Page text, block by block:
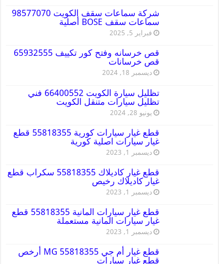
شركة سماعات سقف الكويت 98577070
سماعات سقف BOSE أصلية
فبراير 5, 2025
قص خرسانه وفتح كور تكييف 65932555
قص خرسانات
ديسمبر 18, 2024
تظليل سيارة الكويت 66400552 فني
تظليل سيارات متنقل الكويت
يونيو 28, 2024
قطع غيار سيارات كورية 55818355 قطع
غيار سيارات اصلية كورية
ديسمبر 1, 2023
قطع غيار كاديلاك 55818355 سكراب قطع
غيار كاديلاك رخيص
ديسمبر 1, 2023
قطع غيار سيارات المانية 55818355 قطع
غيار سيارات المانية مستعملة
ديسمبر 1, 2023
قطع غيار أم جي MG 55818355 أرخص
قطع غيار سيارات